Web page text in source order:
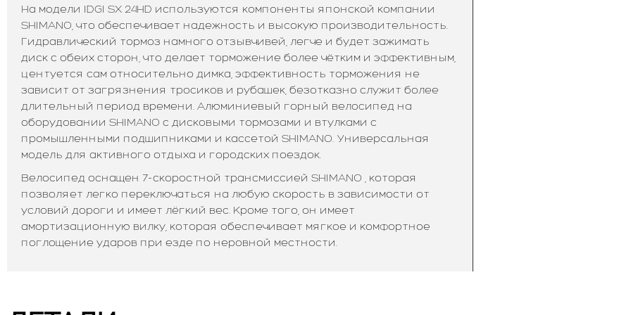
На модели IDGI SX 24HD используются компоненты японской компании
SHIMANO, что обеспечивает надежность и высокую производительность.
Гидравлический тормоз намного отзывчивей, легче и будет зажимать
диск с обеих сторон, что делает торможение более чётким и эффективным,
центуется сам относительно димка, эффективность торможения не
зависит от загрязнения тросиков и рубашек, безотказно служит более
длительный период времени. Алюминиевый горный велосипед на
оборудовании SHIMANO с дисковыми тормозами и втулками с
промышленными подшипниками и кассетой SHIMANO. Универсальная
модель для активного отдыха и городских поездок.
Велосипед оснащен 7-скоростной трансмиссией SHIMANO , которая
позволяет легко переключаться на любую скорость в зависимости от
условий дороги и имеет лёгкий вес. Кроме того, он имеет
амортизационную вилку, которая обеспечивает мягкое и комфортное
поглощение ударов при езде по неровной местности.